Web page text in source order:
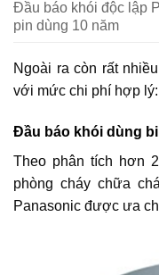
Đầu báo khói độc lập
pin dùng 10 năm
Ngoài ra còn rất
với mức chi phí hợp lý:
Đầu báo khói dùng
Theo phân tích hơn
phòng cháy chữa
Panasonic được ưa